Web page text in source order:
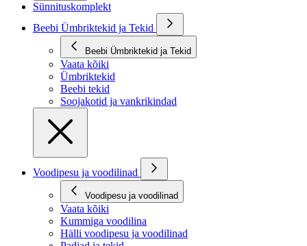
Sünnituskomplekt
Beebi Ümbriktekid ja Tekid
Beebi Ümbriktekid ja Tekid
Vaata kõiki
Ümbriktekid
Beebi tekid
Soojakotid ja vankrikindad
Voodipesu ja voodilinad
Voodipesu ja voodilinad
Vaata kõiki
Kummiga voodilina
Hälli voodipesu ja voodilinad